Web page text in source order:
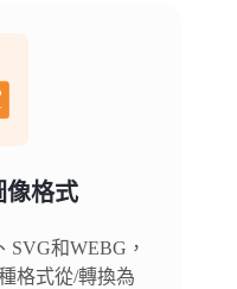
像格式
SVG和WEBG，
格式從/轉換為